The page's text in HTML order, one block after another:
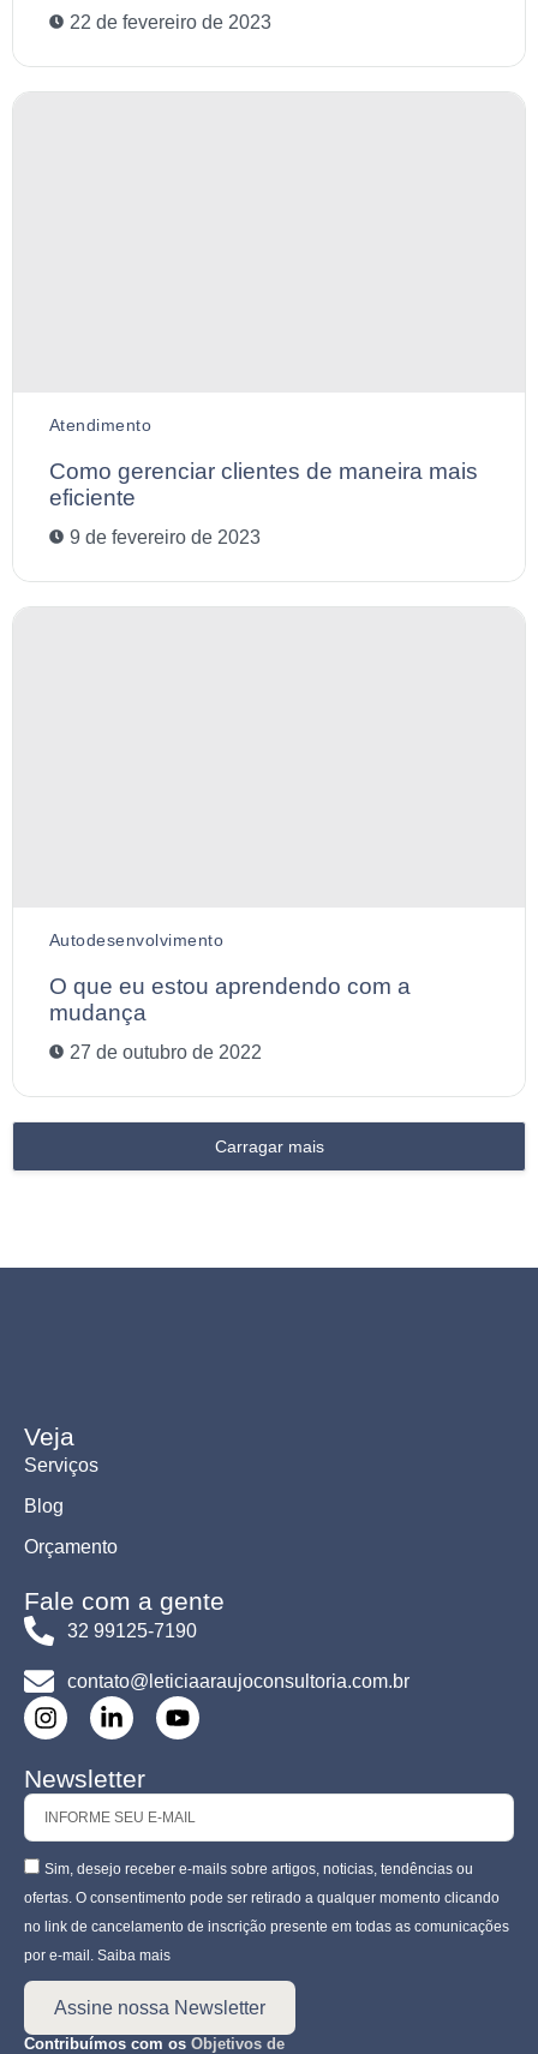
22 de fevereiro de 2023
Atendimento
Como gerenciar clientes de maneira mais
eficiente
9 de fevereiro de 2023
Autodesenvolvimento
O que eu estou aprendendo com a
mudança
27 de outubro de 2022
Carragar mais
Veja
Serviços
Blog
Orçamento
Fale com a gente
32 99125-7190
contato@leticiaaraujoconsultoria.com.br
Newsletter
Sim, desejo receber e-mails sobre artigos, noticias, tendências ou
ofertas. O consentimento pode ser retirado a qualquer momento clicando
no link de cancelamento de inscrição presente em todas as comunicações
por e-mail. Saiba mais
Assine nossa Newsletter
Contribuímos com os Objetivos de